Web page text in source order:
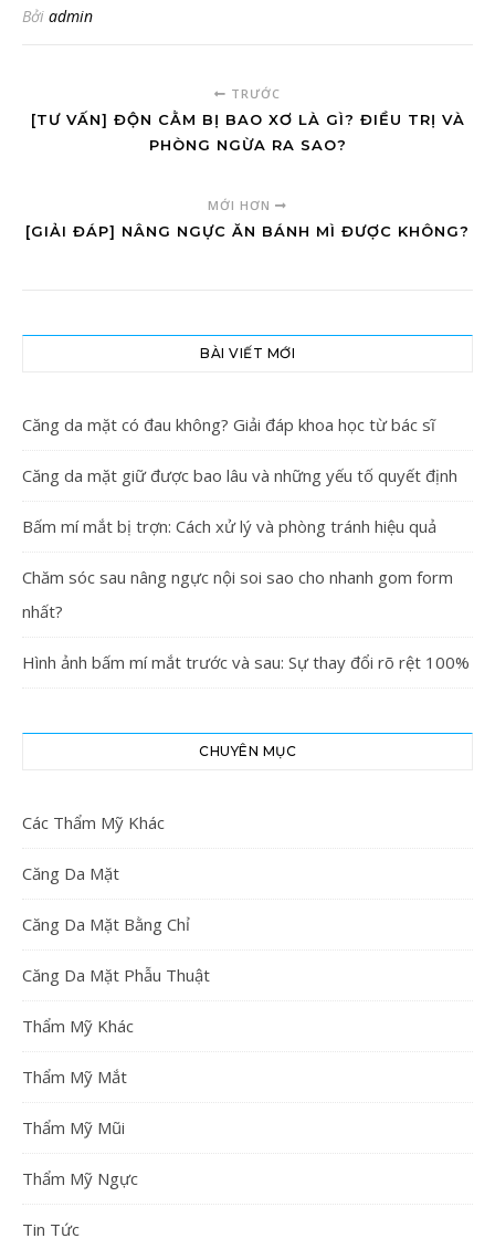
Bởi admin
TRƯỚC
[TƯ VẤN] ĐỘN CẰM BỊ BAO XƠ LÀ GÌ? ĐIỀU TRỊ VÀ
PHÒNG NGỪA RA SAO?
MỚI HƠN
[GIẢI ĐÁP] NÂNG NGỰC ĂN BÁNH MÌ ĐƯỢC KHÔNG?
BÀI VIẾT MỚI
Căng da mặt có đau không? Giải đáp khoa học từ bác sĩ
Căng da mặt giữ được bao lâu và những yếu tố quyết định
Bấm mí mắt bị trợn: Cách xử lý và phòng tránh hiệu quả
Chăm sóc sau nâng ngực nội soi sao cho nhanh gom form
nhất?
Hình ảnh bấm mí mắt trước và sau: Sự thay đổi rõ rệt 100%
CHUYÊN MỤC
Các Thẩm Mỹ Khác
Căng Da Mặt
Căng Da Mặt Bằng Chỉ
Căng Da Mặt Phẫu Thuật
Thẩm Mỹ Khác
Thẩm Mỹ Mắt
Thẩm Mỹ Mũi
Thẩm Mỹ Ngực
Tin Tức